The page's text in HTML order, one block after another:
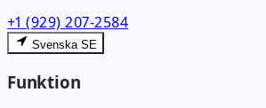
+1 (929) 207-2584
Svenska SE
Funktion